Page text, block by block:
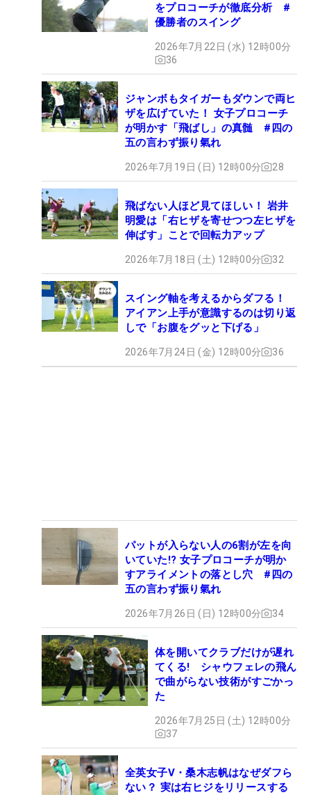
をプロコーチが徹底分析 #
優勝者のスイング
2026年7月22日 (水) 12時00分
36
ジャンボもタイガーもダウンで両ヒ
ザを広げていた！ 女子プロコーチ
が明かす「飛ばし」の真髄 #四の
五の言わず振り氣れ
2026年7月19日 (日) 12時00分 28
飛ばない人ほど見てほしい！ 岩井
明愛は「右ヒザを寄せつつ左ヒザを
伸ばす」ことで回転力アップ
2026年7月18日 (土) 12時00分 32
スイング軸を考えるからダフる！
アイアン上手が意識するのは切り返
しで「お腹をグッと下げる」
2026年7月24日 (金) 12時00分 36
パットが入らない人の6割が左を向
いていた!? 女子プロコーチが明か
すアライメントの落とし穴 #四の
五の言わず振り氣れ
2026年7月26日 (日) 12時00分 34
体を開いてクラブだけが遅れ
てくる! シャウフェレの飛ん
で曲がらない技術がすごかっ
た
2026年7月25日 (土) 12時00分
37
全英女子V・桑木志帆はなぜダフら
ない？ 実は右ヒジをリリースする